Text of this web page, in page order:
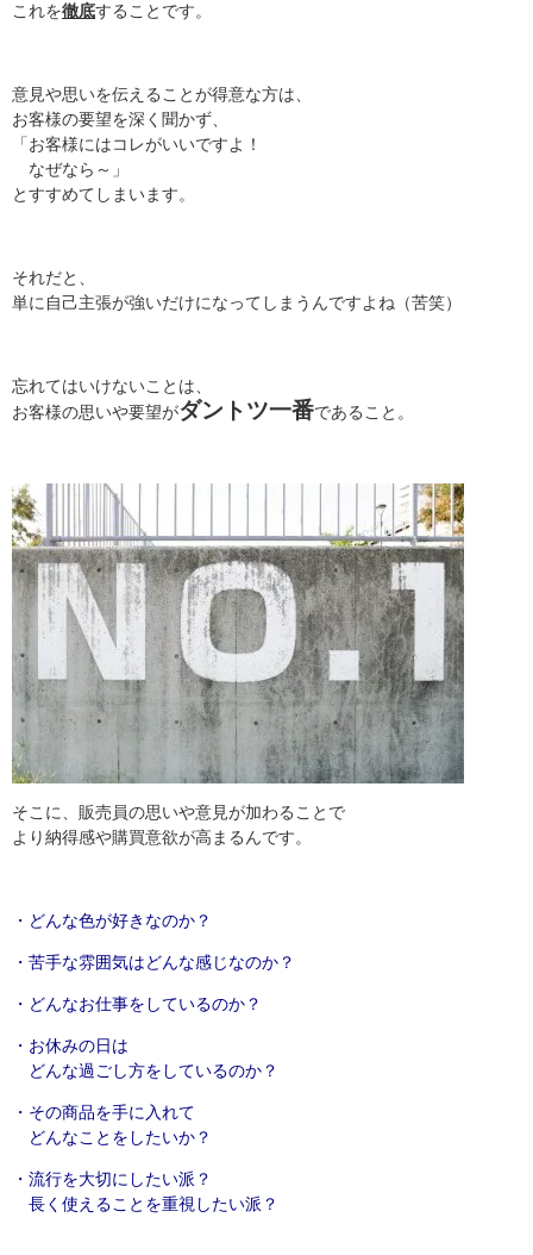
これを徹底することです。
意見や思いを伝えることが得意な方は、
お客様の要望を深く聞かず、
「お客様にはコレがいいですよ！
なぜなら～」
とすすめてしまいます。
それだと、
単に自己主張が強いだけになってしまうんですよね（苦笑）
忘れてはいけないことは、
お客様の思いや要望がダントツ一番であること。
そこに、販売員の思いや意見が加わることで
より納得感や購買意欲が高まるんです。
・どんな色が好きなのか？
・苦手な雰囲気はどんな感じなのか？
・どんなお仕事をしているのか？
・お休みの日は
どんな過ごし方をしているのか？
・その商品を手に入れて
どんなことをしたいか？
・流行を大切にしたい派？
長く使えることを重視したい派？